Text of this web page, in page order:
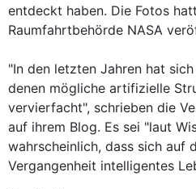
entdeckt haben. Die Fotos
Raumfahrtbehörde NASA
"In den letzten Jahren hat
denen mögliche artifizielle
vervierfacht", schrieben die
auf ihrem Blog. Es sei "laut
wahrscheinlich, dass sich auf
Vergangenheit intelligentes